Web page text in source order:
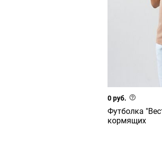
0 руб.
Футболка
кормящих